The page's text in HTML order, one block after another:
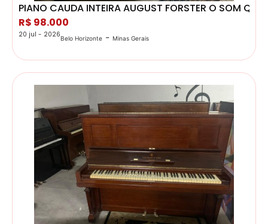
PIANO CAUDA INTEIRA AUGUST FORSTER O SOM QUE
R$ 98.000
20 jul - 2026Belo Horizonte - Minas Gerais